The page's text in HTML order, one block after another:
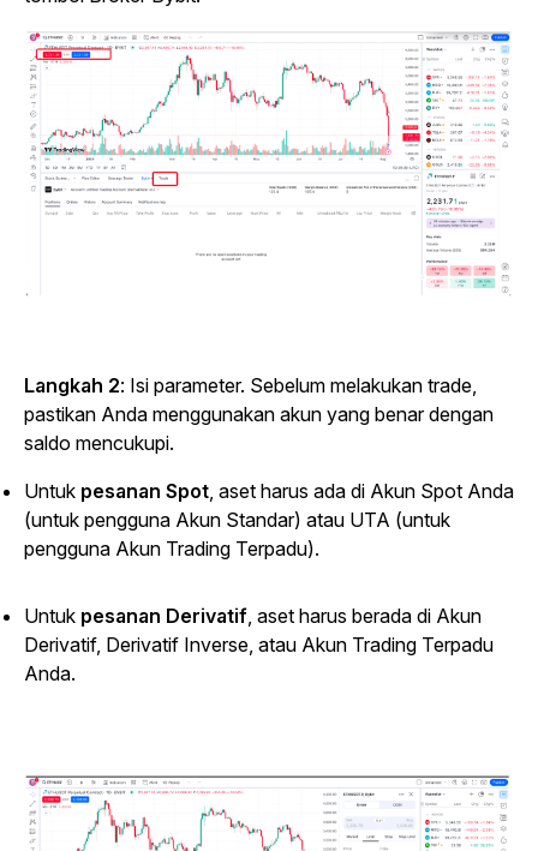
Langkah 2: Isi parameter. Sebelum melakukan trade,
pastikan Anda menggunakan akun yang benar dengan
saldo mencukupi.
Untuk pesanan Spot, aset harus ada di Akun Spot Anda
(untuk pengguna Akun Standar) atau UTA (untuk
pengguna Akun Trading Terpadu).
Untuk pesanan Derivatif, aset harus berada di Akun
Derivatif, Derivatif Inverse, atau Akun Trading Terpadu
Anda.